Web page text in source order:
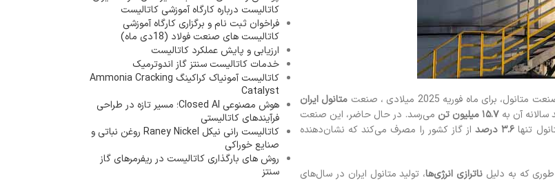
ماه فوریه 2025 میلادی ، صنعت
متانول ایران
سالانه آن به۱۵.۷ میلیون تن
می‌رسد. در حال حاضر، این صنعت
تنها ۳.۶ درصد
از گاز کشور را مصرف می‌کند که نشان‌دهنده
که به دلیل ناترازی انرژی‌ها، تولید متانول ایران در سال‌های
کاتالیست درباره کارگاه آموزشی کاتالیست
فراخوان ثبت نام و برگزاری کارگاه آموزشی
کاتالیست های صنعت فولاد (18دی ماه)
ارزیابی و پایش عملکرد کاتالیست
خدمات کاتالیست سنتز گاز اندوترمیک
کاتالیست آمونیاک کراکینگ Ammonia Cracking
Catalyst
هوش مصنوعی Closed AI؛ مسیر تازه در طراحی
فرآیندهای کاتالیستی
کاتالیست رانی نیکل Raney Nickel روغن نباتی و
صنایع خوراکی
روش های بارگذاری کاتالیست در ریفرمرهای گاز
سنتز